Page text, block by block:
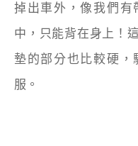
掉出車外，像我們有
中，只能背在身上！
墊的部分也比較硬，
服。